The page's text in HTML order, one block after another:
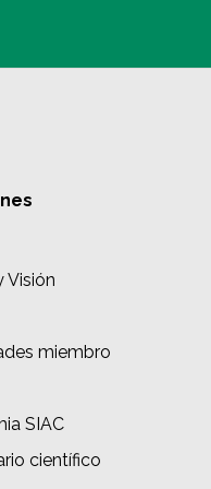
Visión
miembro
SIAC
científico